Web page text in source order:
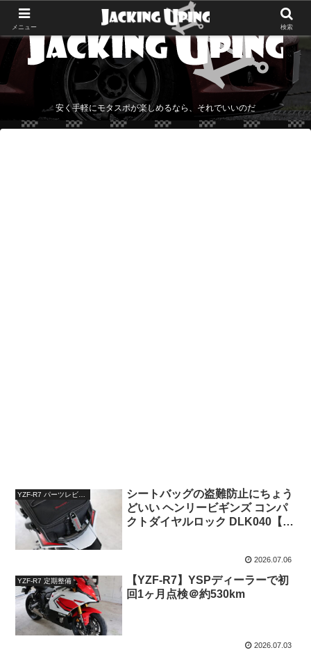
安く手軽にモタスポが楽しめるなら、それでいいのだ
YZF-R7 パーツレビュー
シートバッグの盗難防止にちょう
どいい ヘンリービギンズ コンパ
クトダイヤルロック DLK040【レ
2026.07.06
YZF-R7 定期整備
【YZF-R7】YSPディーラーで初
回1ヶ月点検＠約530km
2026.07.03
メニュー 検索